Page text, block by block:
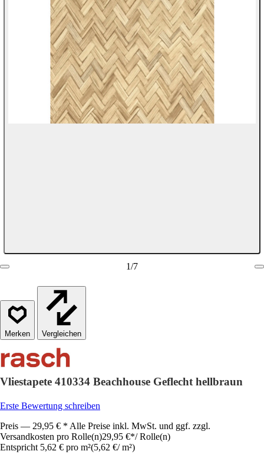
1/7
Vergleichen
Vliestapete 410334 Beachhouse Geflecht hellbraun
Erste Bewertung schreiben
Preis — 29,95 € * Alle Preise inkl. MwSt. und ggf. zzgl.
Versandkosten pro Rolle(n)29,95 €*/ Rolle(n)
Entspricht 5,62 € pro m²(5,62 €/ m²)